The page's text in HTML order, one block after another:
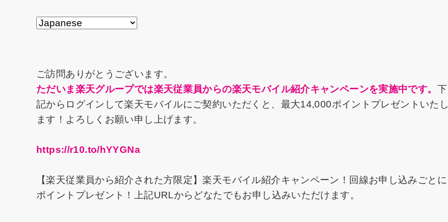
ご訪問ありがとうございます。
ただいま楽天グループでは楽天従業員からの楽天モバイル紹介キャンペーンを実施中です。 下
記からログインして楽天モバイルにご契約いただくと、最大14,000ポイントプレゼントいたし
ます！よろしくお願い申し上げます。
https://r10.to/hYYGNa
【楽天従業員から紹介された方限定】楽天モバイル紹介キャンペーン！回線お申し込みごとに
ポイントプレゼント！上記URLからどなたでもお申し込みいただけます。